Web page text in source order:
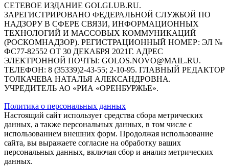
СЕТЕВОЕ ИЗДАНИЕ GOLGLUB.RU.
ЗАРЕГИСТРИРОВАНО ФЕДЕРАЛЬНОЙ СЛУЖБОЙ ПО
НАДЗОРУ В СФЕРЕ СВЯЗИ, ИНФОРМАЦИОННЫХ
ТЕХНОЛОГИЙ И МАССОВЫХ КОММУНИКАЦИЙ
(РОСКОМНАДЗОР). РЕГИСТРАЦИОННЫЙ НОМЕР: ЭЛ №
ФС77-82552 ОТ 30 ДЕКАБРЯ 2021Г. АДРЕС
ЭЛЕКТРОННОЙ ПОЧТЫ: GOLOS.NOVO@MAIL.RU.
ТЕЛЕФОН: 8 (35339)2-43-55; 2-10-95. ГЛАВНЫЙ РЕДАКТОР
ТОЛКАЧЕВА НАТАЛЬЯ АЛЕКСАНДРОВНА.
УЧРЕДИТЕЛЬ АО «РИА «ОРЕНБУРЖЬЕ».
Политика о персональных данных
Настоящий сайт использует средства сбора метрических
данных, а также персональных данных, в том числе с
использованием внешних форм. Продолжая использование
сайта, вы выражаете согласие на обработку ваших
персональных данных, включая сбор и анализ метрических
данных.